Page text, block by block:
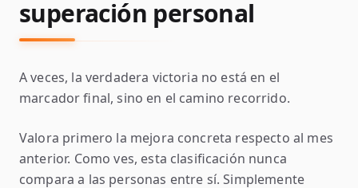
superación personal
A veces, la verdadera victoria no está en el
marcador final, sino en el camino recorrido.
Valora primero la mejora concreta respecto al mes
anterior. Como ves, esta clasificación nunca
compara a las personas entre sí. Simplemente